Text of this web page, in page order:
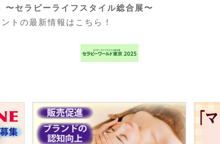
セラピーライフスタイル総合展〜
トの最新情報はこちら！